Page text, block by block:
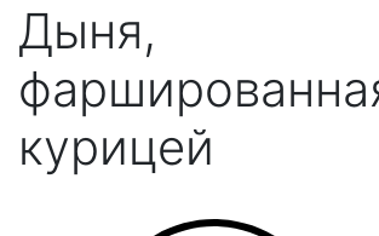
Дыня,
курицей